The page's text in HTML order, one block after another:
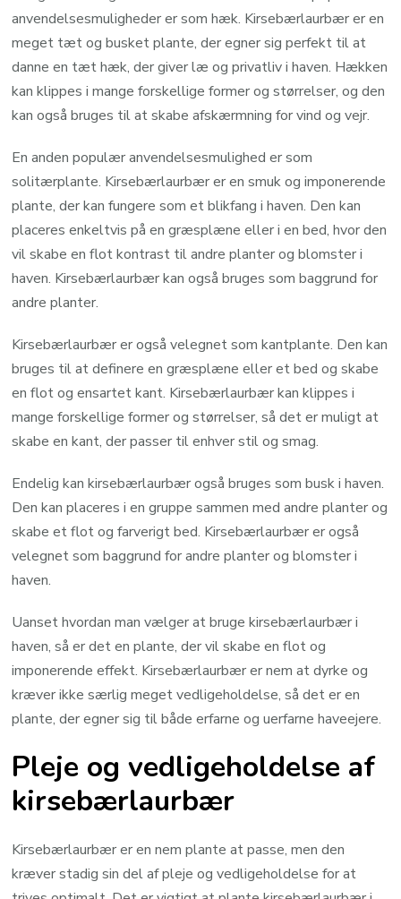
anvendelsesmuligheder er som hæk. Kirsebærlaurbær er en
meget tæt og busket plante, der egner sig perfekt til at
danne en tæt hæk, der giver læ og privatliv i haven. Hækken
kan klippes i mange forskellige former og størrelser, og den
kan også bruges til at skabe afskærmning for vind og vejr.
En anden populær anvendelsesmulighed er som
solitærplante. Kirsebærlaurbær er en smuk og imponerende
plante, der kan fungere som et blikfang i haven. Den kan
placeres enkeltvis på en græsplæne eller i en bed, hvor den
vil skabe en flot kontrast til andre planter og blomster i
haven. Kirsebærlaurbær kan også bruges som baggrund for
andre planter.
Kirsebærlaurbær er også velegnet som kantplante. Den kan
bruges til at definere en græsplæne eller et bed og skabe
en flot og ensartet kant. Kirsebærlaurbær kan klippes i
mange forskellige former og størrelser, så det er muligt at
skabe en kant, der passer til enhver stil og smag.
Endelig kan kirsebærlaurbær også bruges som busk i haven.
Den kan placeres i en gruppe sammen med andre planter og
skabe et flot og farverigt bed. Kirsebærlaurbær er også
velegnet som baggrund for andre planter og blomster i
haven.
Uanset hvordan man vælger at bruge kirsebærlaurbær i
haven, så er det en plante, der vil skabe en flot og
imponerende effekt. Kirsebærlaurbær er nem at dyrke og
kræver ikke særlig meget vedligeholdelse, så det er en
plante, der egner sig til både erfarne og uerfarne haveejere.
Pleje og vedligeholdelse af
kirsebærlaurbær
Kirsebærlaurbær er en nem plante at passe, men den
kræver stadig sin del af pleje og vedligeholdelse for at